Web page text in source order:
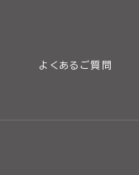
よくあるご質問